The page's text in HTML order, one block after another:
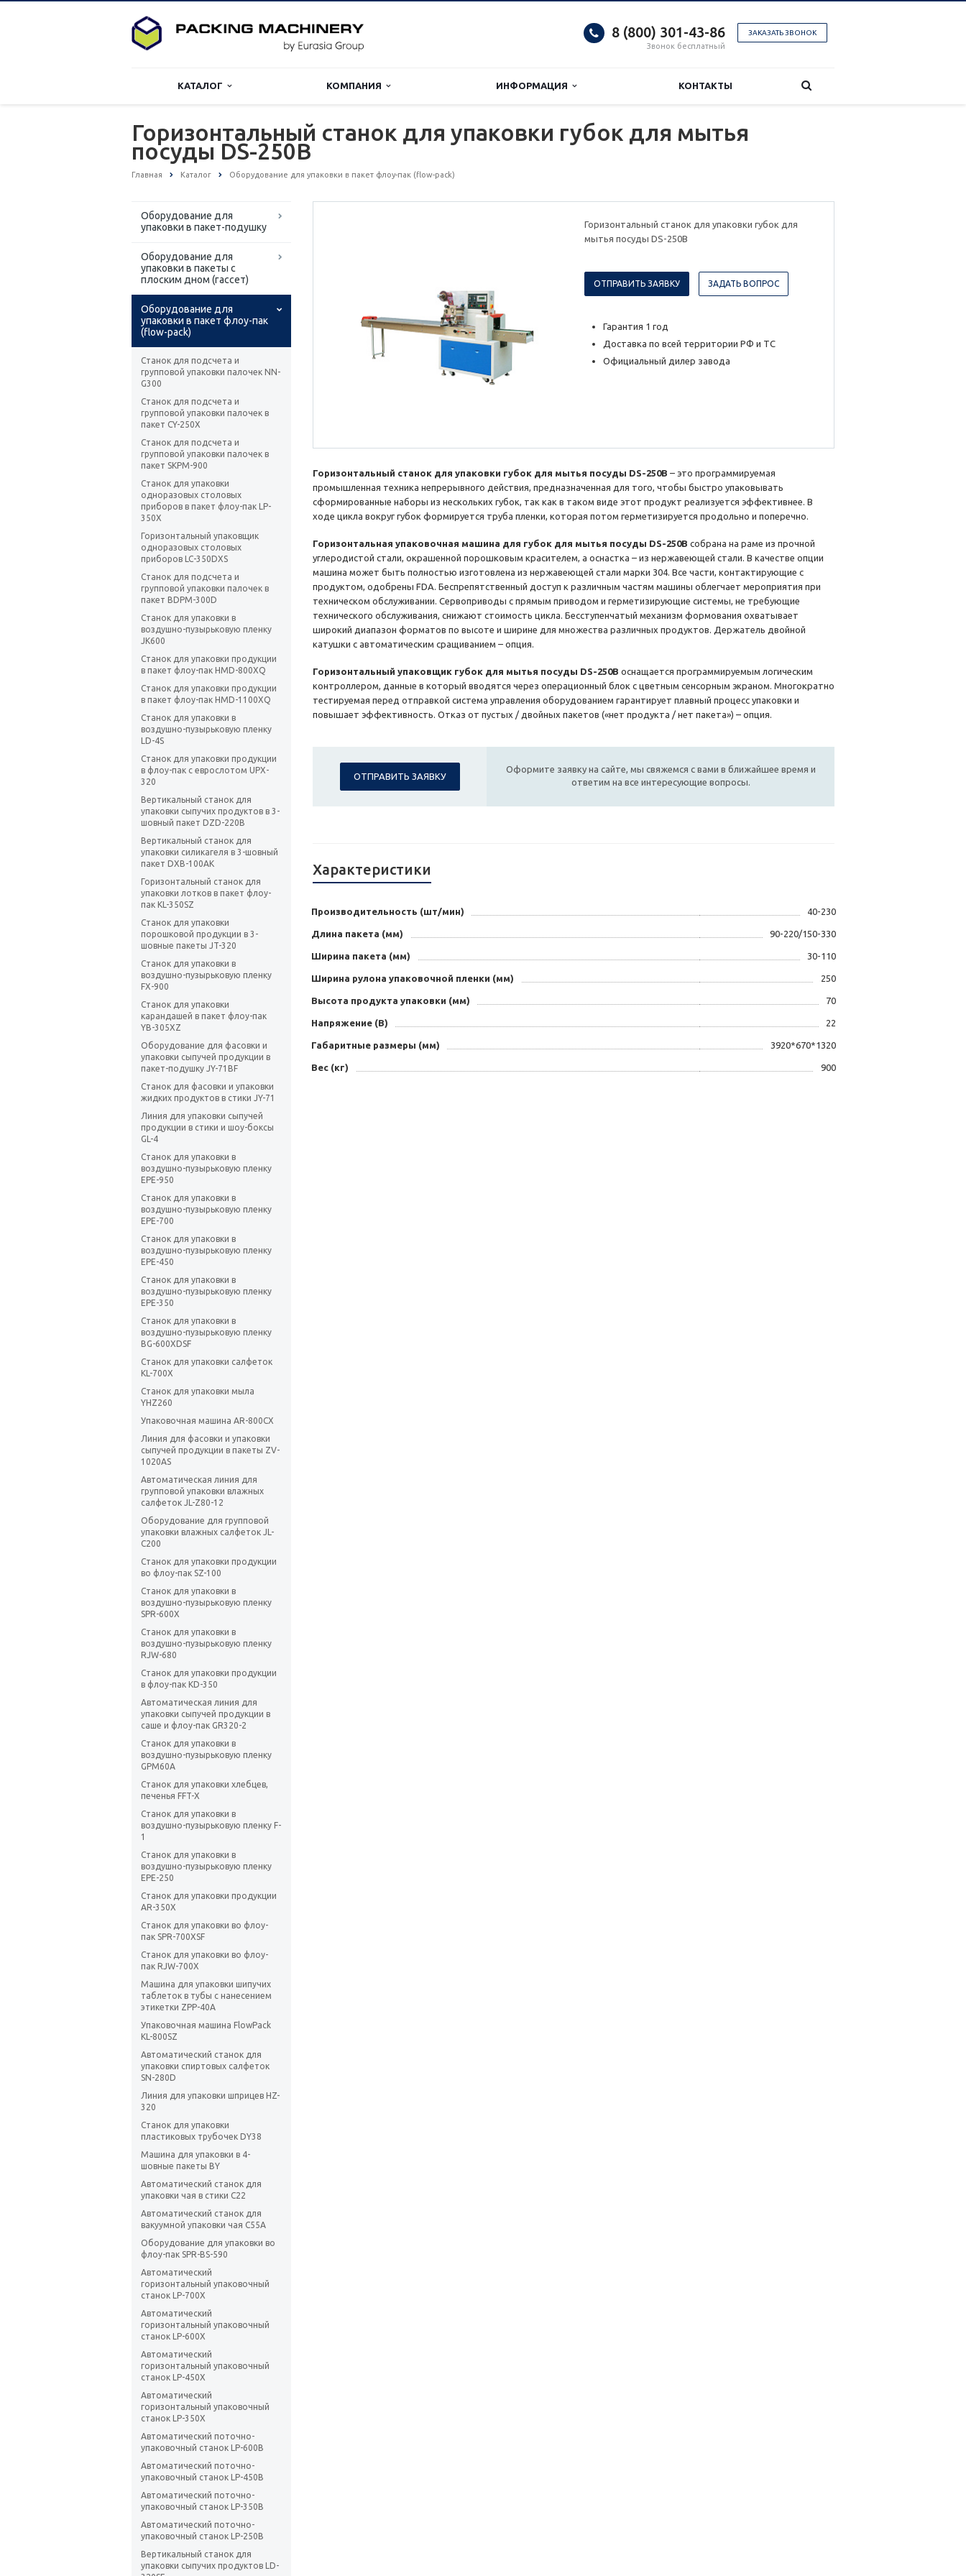
ЗАКАЗАТЬ ЗВОНОК
8 (800) 301-43-86
Звонок бесплатный
КАТАЛОГ КОМПАНИЯ ИНФОРМАЦИЯ КОНТАКТЫ
Горизонтальный станок для упаковки губок для мытья
посуды DS-250B
Главная Каталог Оборудование для упаковки в пакет флоу-пак (flow-pack)
Оборудование для
упаковки в пакет-подушку
Оборудование для
упаковки в пакеты с
плоским дном (гассет)
Оборудование для
упаковки в пакет флоу-пак
(flow-pack)
Станок для подсчета и
групповой упаковки палочек NN-
G300
Станок для подсчета и
групповой упаковки палочек в
пакет CY-250X
Станок для подсчета и
групповой упаковки палочек в
пакет SKPM-900
Станок для упаковки
одноразовых столовых
приборов в пакет флоу-пак LP-
350X
Горизонтальный упаковщик
одноразовых столовых
приборов LC-350DXS
Станок для подсчета и
групповой упаковки палочек в
пакет BDPM-300D
Станок для упаковки в
воздушно-пузырьковую пленку
JK600
Станок для упаковки продукции
в пакет флоу-пак HMD-800XQ
Станок для упаковки продукции
в пакет флоу-пак HMD-1100XQ
Станок для упаковки в
воздушно-пузырьковую пленку
LD-4S
Станок для упаковки продукции
в флоу-пак с еврослотом UPX-
320
Вертикальный станок для
упаковки сыпучих продуктов в 3-
шовный пакет DZD-220B
Вертикальный станок для
упаковки силикагеля в 3-шовный
пакет DXB-100AK
Горизонтальный станок для
упаковки лотков в пакет флоу-
пак KL-350SZ
Станок для упаковки
порошковой продукции в 3-
шовные пакеты JT-320
Станок для упаковки в
воздушно-пузырьковую пленку
FX-900
Станок для упаковки
карандашей в пакет флоу-пак
YB-305XZ
Оборудование для фасовки и
упаковки сыпучей продукции в
пакет-подушку JY-71BF
Станок для фасовки и упаковки
жидких продуктов в стики JY-71
Линия для упаковки сыпучей
продукции в стики и шоу-боксы
GL-4
Станок для упаковки в
воздушно-пузырьковую пленку
EPE-950
Станок для упаковки в
воздушно-пузырьковую пленку
EPE-700
Станок для упаковки в
воздушно-пузырьковую пленку
EPE-450
Станок для упаковки в
воздушно-пузырьковую пленку
EPE-350
Станок для упаковки в
воздушно-пузырьковую пленку
BG-600XDSF
Станок для упаковки салфеток
KL-700X
Станок для упаковки мыла
YHZ260
Упаковочная машина AR-800CX
Линия для фасовки и упаковки
сыпучей продукции в пакеты ZV-
1020AS
Автоматическая линия для
групповой упаковки влажных
салфеток JL-Z80-12
Оборудование для групповой
упаковки влажных салфеток JL-
C200
Станок для упаковки продукции
во флоу-пак SZ-100
Станок для упаковки в
воздушно-пузырьковую пленку
SPR-600X
Станок для упаковки в
воздушно-пузырьковую пленку
RJW-680
Станок для упаковки продукции
в флоу-пак KD-350
Автоматическая линия для
упаковки сыпучей продукции в
саше и флоу-пак GR320-2
Станок для упаковки в
воздушно-пузырьковую пленку
GPM60A
Станок для упаковки хлебцев,
печенья FFT-X
Станок для упаковки в
воздушно-пузырьковую пленку F-
1
Станок для упаковки в
воздушно-пузырьковую пленку
EPE-250
Станок для упаковки продукции
AR-350X
Станок для упаковки во флоу-
пак SPR-700XSF
Станок для упаковки во флоу-
пак RJW-700X
Машина для упаковки шипучих
таблеток в тубы с нанесением
этикетки ZPP-40A
Упаковочная машина FlowPack
KL-800SZ
Автоматический станок для
упаковки спиртовых салфеток
SN-280D
Линия для упаковки шприцев HZ-
320
Станок для упаковки
пластиковых трубочек DY38
Машина для упаковки в 4-
шовные пакеты BY
Автоматический станок для
упаковки чая в стики C22
Автоматический станок для
вакуумной упаковки чая C55A
Оборудование для упаковки во
флоу-пак SPR-BS-590
Автоматический
горизонтальный упаковочный
станок LP-700X
Автоматический
горизонтальный упаковочный
станок LP-600X
Автоматический
горизонтальный упаковочный
станок LP-450X
Автоматический
горизонтальный упаковочный
станок LP-350X
Автоматический поточно-
упаковочный станок LP-600B
Автоматический поточно-
упаковочный станок LP-450B
Автоматический поточно-
упаковочный станок LP-350B
Автоматический поточно-
упаковочный станок LP-250B
Вертикальный станок для
упаковки сыпучих продуктов LD-
Горизонтальный станок для упаковки губок для
мытья посуды DS-250B
ОТПРАВИТЬ ЗАЯВКУ ЗАДАТЬ ВОПРОС
Гарантия 1 год
Доставка по всей территории РФ и ТС
Официальный дилер завода
Горизонтальный станок для упаковки губок для мытья посуды DS-250B – это программируемая
промышленная техника непрерывного действия, предназначенная для того, чтобы быстро упаковывать
сформированные наборы из нескольких губок, так как в таком виде этот продукт реализуется эффективнее. В
ходе цикла вокруг губок формируется труба пленки, которая потом герметизируется продольно и поперечно.
Горизонтальная упаковочная машина для губок для мытья посуды DS-250B собрана на раме из прочной
углеродистой стали, окрашенной порошковым красителем, а оснастка – из нержавеющей стали. В качестве опции
машина может быть полностью изготовлена из нержавеющей стали марки 304. Все части, контактирующие с
продуктом, одобрены FDA. Беспрепятственный доступ к различным частям машины облегчает мероприятия при
техническом обслуживании. Сервоприводы с прямым приводом и герметизирующие системы, не требующие
технического обслуживания, снижают стоимость цикла. Бесступенчатый механизм формования охватывает
широкий диапазон форматов по высоте и ширине для множества различных продуктов. Держатель двойной
катушки с автоматическим сращиванием – опция.
Горизонтальный упаковщик губок для мытья посуды DS-250B оснащается программируемым логическим
контроллером, данные в который вводятся через операционный блок с цветным сенсорным экраном. Многократно
тестируемая перед отправкой система управления оборудованием гарантирует плавный процесс упаковки и
повышает эффективность. Отказ от пустых / двойных пакетов («нет продукта / нет пакета») – опция.
ОТПРАВИТЬ ЗАЯВКУ
Оформите заявку на сайте, мы свяжемся с вами в ближайшее время и
ответим на все интересующие вопросы.
Характеристики
Производительность (шт/мин) 40-230
Длина пакета (мм) 90-220/150-330
Ширина пакета (мм) 30-110
Ширина рулона упаковочной пленки (мм) 250
Высота продукта упаковки (мм) 70
Напряжение (В) 22
Габаритные размеры (мм) 3920*670*1320
Вес (кг) 900